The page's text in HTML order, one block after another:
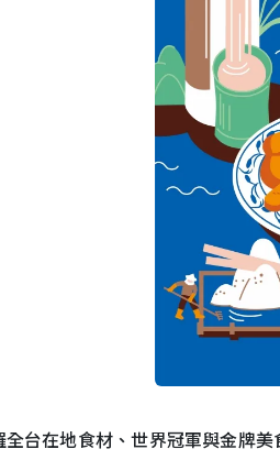
全台在地食材、世界冠軍與金牌